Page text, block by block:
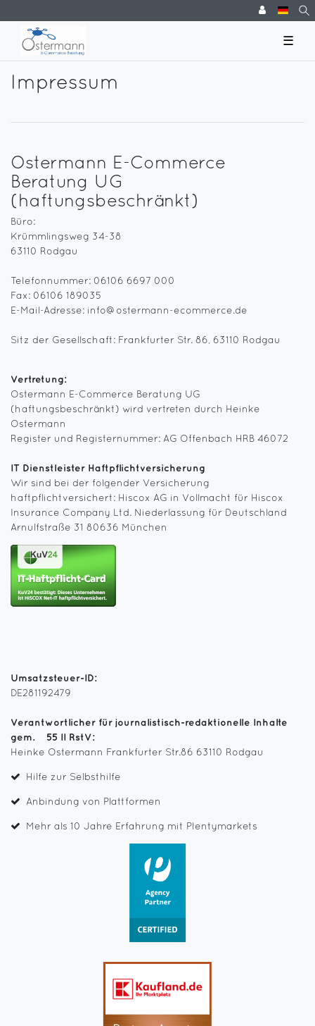
☰
Impressum
Ostermann E-Commerce
Beratung UG
(haftungsbeschränkt)
Büro:
Krümmlingsweg 34-38
63110 Rodgau
Telefonnummer: 06106 6697 000
Fax: 06106 189035
E-Mail-Adresse: info@ostermann-ecommerce.de
Sitz der Gesellschaft: Frankfurter Str. 86, 63110 Rodgau
Vertretung:
Ostermann E-Commerce Beratung UG
(haftungsbeschränkt) wird vertreten durch Heinke
Ostermann
Register und Registernummer: AG Offenbach HRB 46072
IT Dienstleister Haftpflichtversicherung
Wir sind bei der folgender Versicherung
haftpflichtversichert: Hiscox AG in Vollmacht für Hiscox
Insurance Company Ltd. Niederlassung für Deutschland
Arnulfstraße 31 80636 München
Umsatzsteuer-ID:
DE281192479
Verantwortlicher für journalistisch-redaktionelle Inhalte
gem. § 55 II RstV:
Heinke Ostermann Frankfurter Str.86 63110 Rodgau
Hilfe zur Selbsthilfe
Anbindung von Plattformen
Mehr als 10 Jahre Erfahrung mit Plentymarkets